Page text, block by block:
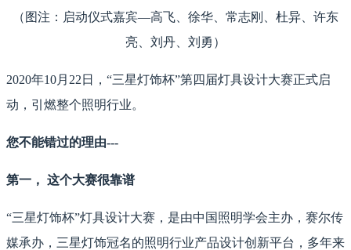
（图注：启动仪式嘉宾—高飞、徐华、常志刚、杜异、许东
亮、刘丹、刘勇）
2020年10月22日，“三星灯饰杯”第四届灯具设计大赛正式启
动，引燃整个照明行业。
您不能错过的理由---
第一， 这个大赛很靠谱
“三星灯饰杯”灯具设计大赛，是由中国照明学会主办，赛尔传
媒承办，三星灯饰冠名的照明行业产品设计创新平台，多年来